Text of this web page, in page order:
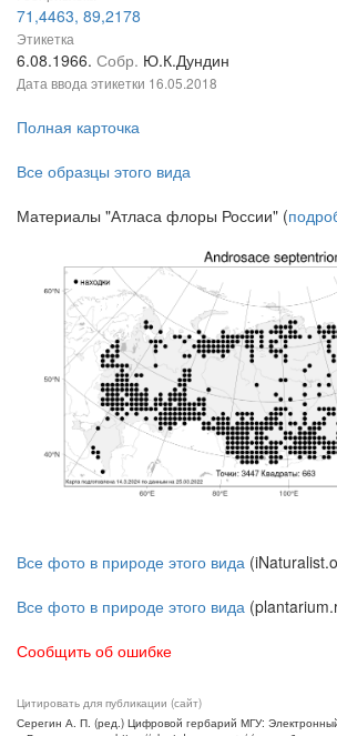
71,4463, 89,2178
Этикетка
6.08.1966. Собр. Ю.К.Дундин
Дата ввода этикетки 16.05.2018
Полная карточка
Все образцы этого вида
Материалы "Атласа флоры России" (
Все фото в природе этого вида
Все фото в природе этого вида
Сообщить об ошибке
Цитировать для публикации (сайт)
Серегин А. П. (ред.) Цифровой гербарий МГУ: